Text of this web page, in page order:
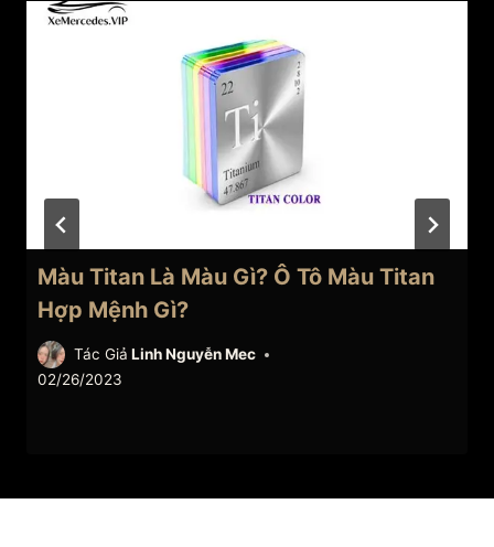
Màu Titan Là Màu Gì? Ô Tô Màu Titan
Hợp Mệnh Gì?
Tác Giả Linh Nguyễn Mec
02/26/2023